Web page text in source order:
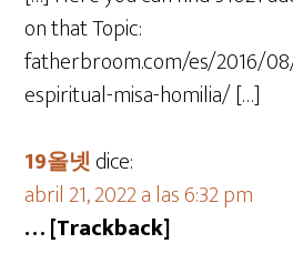
on that Topic:
fatherbroom.com/es/2016/
espiritual-misa-homilia/ […]
19올넷dice:
abril 21, 2022 a las 6:32 pm
… [Trackback]